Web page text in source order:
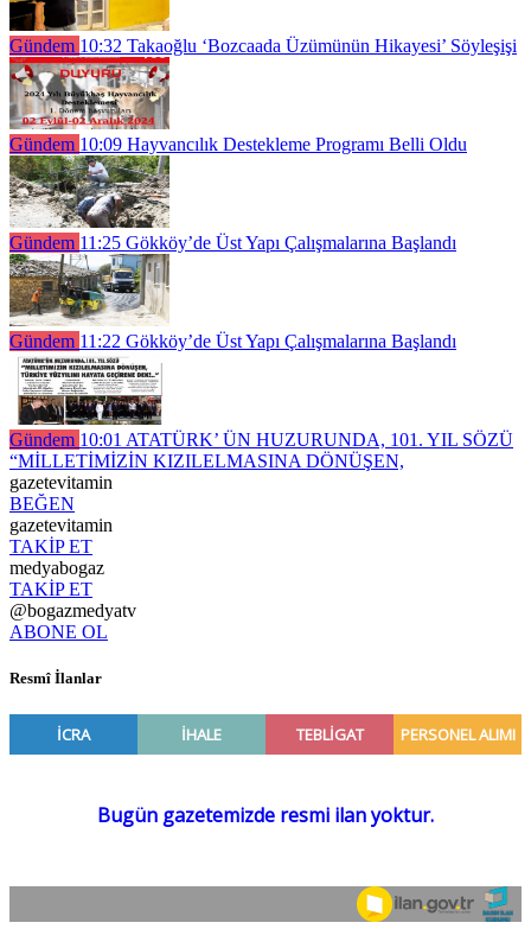
Gündem 10:32 Takaoğlu ‘Bozcaada Üzümünün Hikayesi’ Söyleşişi
Gündem 10:09 Hayvancılık Destekleme Programı Belli Oldu
Gündem 11:25 Gökköy’de Üst Yapı Çalışmalarına Başlandı
Gündem 11:22 Gökköy’de Üst Yapı Çalışmalarına Başlandı
Gündem 10:01 ATATÜRK’ ÜN HUZURUNDA, 101. YIL SÖZÜ
“MİLLETİMİZİN KIZILELMASINA DÖNÜŞEN,
gazetevitamin
BEĞEN
gazetevitamin
TAKİP ET
medyabogaz
TAKİP ET
@bogazmedyatv
ABONE OL
Resmî İlanlar